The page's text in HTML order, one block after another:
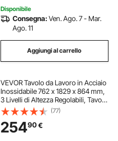
Disponibile
Consegna:Ven. Ago. 7 - Mar.
Ago. 11
Aggiungi al carrello
VEVOR Tavolo da Lavoro in Acciaio
Inossidabile 762 x 1829 x 864 mm,
3 Livelli di Altezza Regolabili, Tavolo
Resistente per Preparazione
Alimenti Ristoranti Cucina
Commerciale, Argento
(77)
25490€